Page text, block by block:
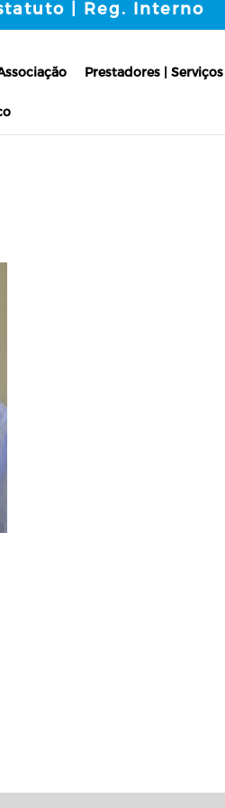
| Reg. Interno
Prestadores |